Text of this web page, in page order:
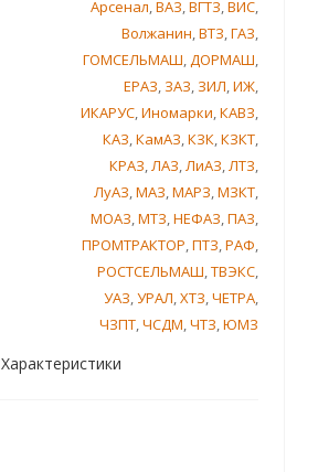
Арсенал,ВАЗ,ВГТЗ,ВИС,
Волжанин,ВТЗ,ГАЗ,
ГОМСЕЛЬМАШ,ДОРМАШ,
ЕРАЗ, ЗАЗ, ЗИЛ,ИЖ,
ИКАРУС,Иномарки,КАВЗ,
КАЗ,КамАЗ,КЗК,КЗКТ,
КРАЗ,ЛАЗ,ЛиАЗ,ЛТЗ,
ЛуАЗ,МАЗ,МАРЗ,МЗКТ,
МОАЗ,МТЗ,НЕФАЗ,ПАЗ,
ПРОМТРАКТОР,ПТЗ,РАФ,
РОСТСЕЛЬМАШ,ТВЭКС,
УАЗ,УРАЛ,ХТЗ,ЧЕТРА,
ЧЗПТ,ЧСДМ,ЧТЗ,ЮМЗ
Характеристики